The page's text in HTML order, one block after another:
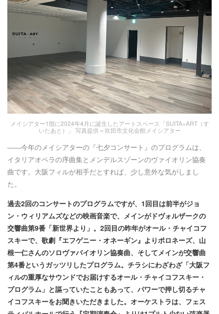
メイシアター1階に2024年4月に誕生したアートスペース「SUITA×ART（す
いたあと）」 写真提供＝吹田市文化会館メイシアター
――今年のメイシアターの『七夕コンサート』のプログラムは、
イタリアオペラの序曲集とメンデルスゾーンのヴァイオリン協奏
曲です。大阪フィルが相手だとすれば、少し意外な気がしまし
た。
過去2回のコンサートのプログラムですが、1回目は前半がジョ
ン・ウィリアムズなどの映画音楽で、メインがドヴォルザークの
交響曲第9番「新世界より」。2回目の昨年がオール・チャイコフ
スキーで、歌劇『エフゲニー・オネーギン』よりポロネーズ、山
根一仁さんのソロヴァバイオリン協奏曲、そしてメインが交響曲
第4番というガッツリしたプログラム。チラシにわざわざ「大阪フ
ィルの重厚なサウンドでお届けするオール・チャイコフスキー・
プログラム」と謳っていたこともあって、パワーで押し切るチャ
イコフスキーをお聞きいただきました。オーケストラは、フェス